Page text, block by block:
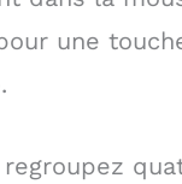
une